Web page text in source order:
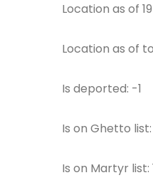
Location as of
Location as of
Is deported: -1
Is on Ghetto list:
Is on Martyr list: